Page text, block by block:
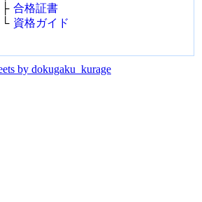
├ 合格証書
└ 資格ガイド
by dokugaku_kurage